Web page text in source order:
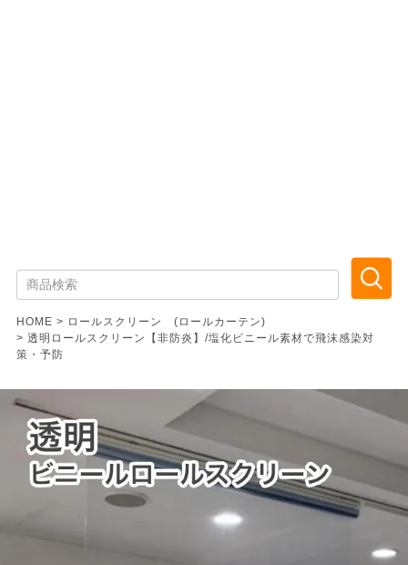
HOME
ロールスクリーン (ロールカーテン)
透明ロールスクリーン【非防炎】/塩化ビニール素材で飛沫感染対
策・予防